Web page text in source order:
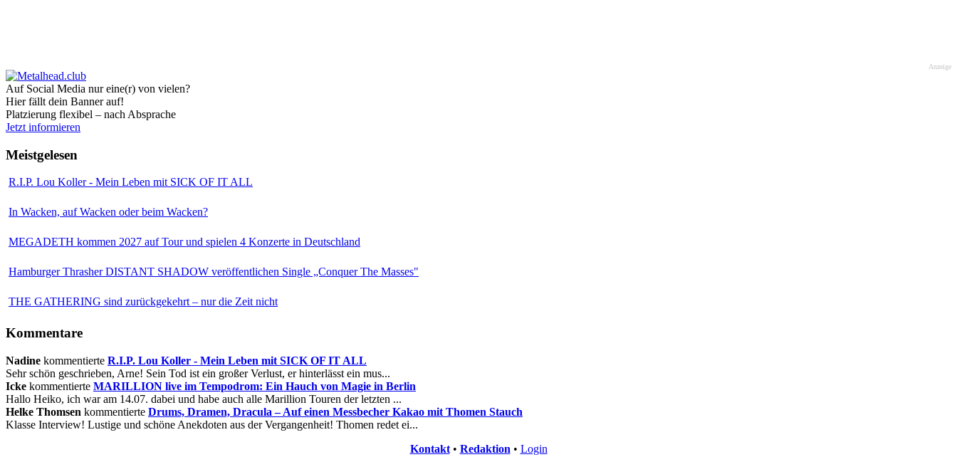
Anzeige
Auf Social Media nur eine(r) von vielen?
Hier fällt dein Banner auf!
Platzierung flexibel – nach Absprache
Jetzt informieren
Meistgelesen
R.I.P. Lou Koller - Mein Leben mit SICK OF IT ALL
In Wacken, auf Wacken oder beim Wacken?
MEGADETH kommen 2027 auf Tour und spielen 4 Konzerte in Deutschland
Hamburger Thrasher DISTANT SHADOW veröffentlichen Single „Conquer The Masses"
THE GATHERING sind zurückgekehrt – nur die Zeit nicht
Kommentare
Nadine kommentierte R.I.P. Lou Koller - Mein Leben mit SICK OF IT ALL
Sehr schön geschrieben, Arne! Sein Tod ist ein großer Verlust, er hinterlässt ein mus...
Icke kommentierte MARILLION live im Tempodrom: Ein Hauch von Magie in Berlin
Hallo Heiko, ich war am 14.07. dabei und habe auch alle Marillion Touren der letzten ...
Helke Thomsen kommentierte Drums, Dramen, Dracula – Auf einen Messbecher Kakao mit Thomen Stauch
Klasse Interview! Lustige und schöne Anekdoten aus der Vergangenheit! Thomen redet ei...
Kontakt• Redaktion • Login